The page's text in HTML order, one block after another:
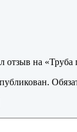
отзыв на